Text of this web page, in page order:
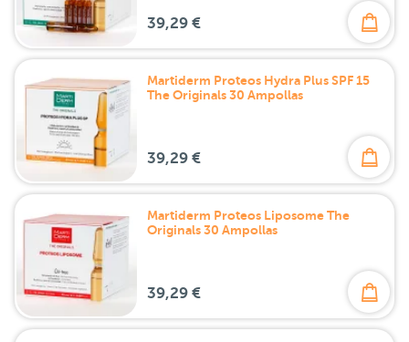
39,29 €
Martiderm Proteos Hydra Plus SPF 15
The Originals 30 Ampollas
39,29 €
Martiderm Proteos Liposome The
Originals 30 Ampollas
39,29 €